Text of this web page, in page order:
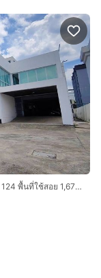
ให้เช่าสำนักงานพร้อมคลังสินค้าครบวงจร ซ.ลาดพร้าว 124 พื้นที่ใช้สอย 1,672ตร.ม. ไม่รวมที่จอดรถกว่า 40 คัน รถใหญ่เข้าได้